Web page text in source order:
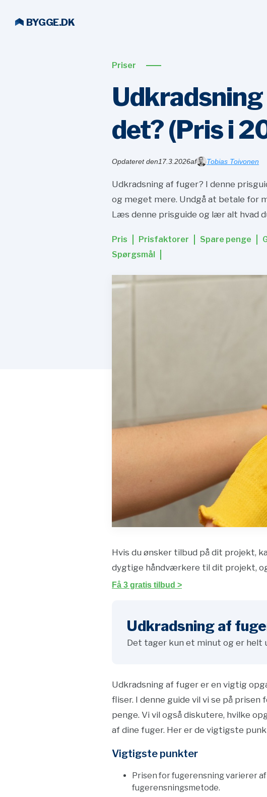
BYGGE.DK
Priser
det? (Pris i
Opdateret den17.3.2026af Tobias Toivonen
Udkradsning af fuger? I denne
og meget mere. Undgå at betale for
Læs denne prisguide og lær alt hvad
Pris Prisfaktorer Spare penge
Spørgsmål
Hvis du ønsker tilbud på dit projekt,
dygtige håndværkere til dit projekt,
Få 3 gratis tilbud >
Udkradsning af
Det tager kun et minut og er helt
Udkradsning af fuger er en vigtig
fliser. I denne guide vil vi se på
penge. Vi vil også diskutere, hvilke
af dine fuger. Her er de vigtigste
Vigtigste punkter
Prisen for fugerensning varierer
fugerensningsmetode.